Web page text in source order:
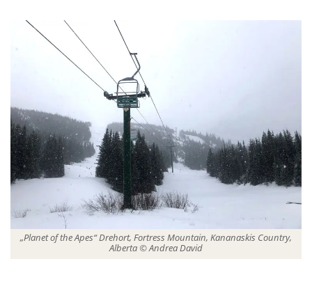
„Planet of the Apes“ Drehort, Fortress Mountain, Kananaskis Country,
Alberta © Andrea David